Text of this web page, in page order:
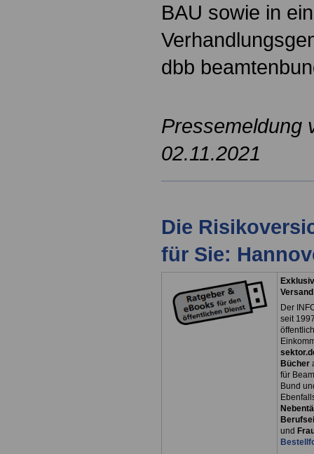
BAU sowie in
dbb
Pressemeldung
02.11.2021
Die
für Sie:
Der
seit
Bücher
für
Bund
und